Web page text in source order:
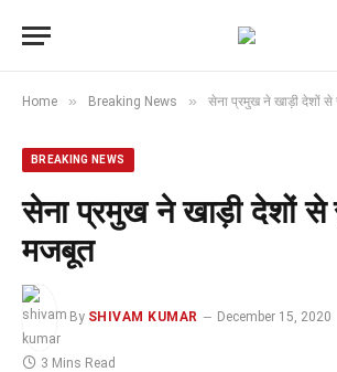
Home » Breaking News » ​​सेना प्रमुख​ ने ​खाड़ी देशों
BREAKING NEWS
​​सेना प्रमुख​ ने ​खाड़ी देशों ​से
मजबूत
By SHIVAM KUMAR December 15, 2020
3 Mins Read